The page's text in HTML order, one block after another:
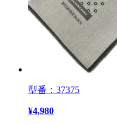
型番：37375
¥4,980